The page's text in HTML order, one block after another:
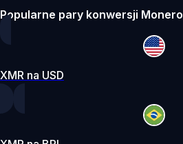
Popularne pary konwersji Monero
XMR na USD